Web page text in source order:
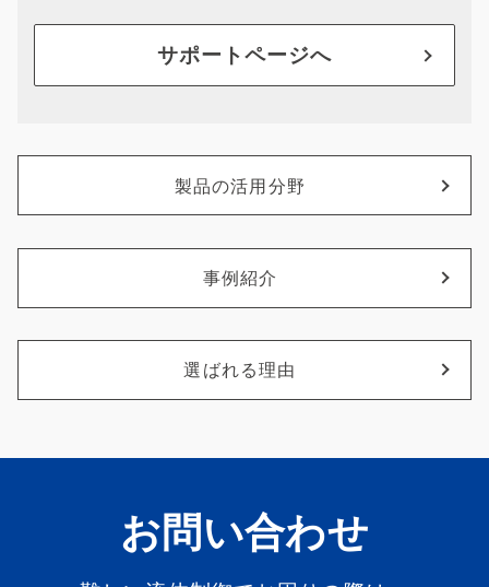
サポートページへ
製品の活用分野
事例紹介
選ばれる理由
お問い合わせ